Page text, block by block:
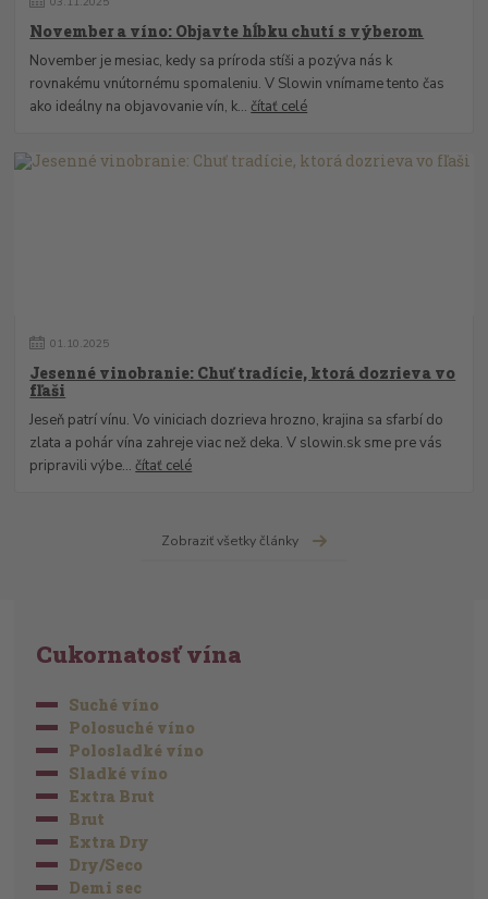
November a víno: Objavte hĺbku chutí s výberom
November je mesiac, kedy sa príroda stíši a pozýva nás k
rovnakému vnútornému spomaleniu. V Slowin vnímame tento čas
ako ideálny na objavovanie vín, k...čítať celé
01. 10.2025
Jesenné vinobranie: Chuť tradície, ktorá dozrieva vo
fľaši
Jeseň patrí vínu. Vo viniciach dozrieva hrozno, krajina sa sfarbí do
zlata a pohár vína zahreje viac než deka. V slowin.sk sme pre vás
pripravili výbe...čítať celé
Zobraziť všetky články
Cukornatosť vína
Suché víno
Polosuché víno
Polosladké víno
Sladké víno
Extra Brut
Brut
Extra Dry
Dry/Seco
Demi sec